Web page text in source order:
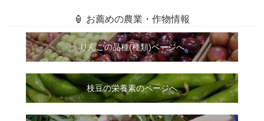
🏮 お薦めの農業・作物情報
りんごの品種(種類)ページへ
枝豆の栄養素のページへ